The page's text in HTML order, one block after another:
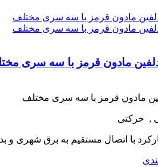
مادون قرمز با سه سری
مادون قرمز با سه سری مختلف
, حرکتی
با اتصال مستقیم به برق شهری و